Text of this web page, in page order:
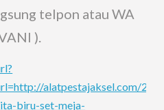
telpon atau WA
).
alatpestajaksel.com/
biru-set-meja-